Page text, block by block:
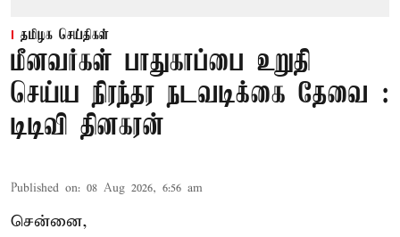
தமிழக செய்திகள்
மீனவர்கள் பாதுகாப்பை உறுதி
செய்ய நிரந்தர நடவடிக்கை தேவை :
டிடிவி தினகரன்
Published on: 08 Aug 2026, 6:56 am
சென்னை,